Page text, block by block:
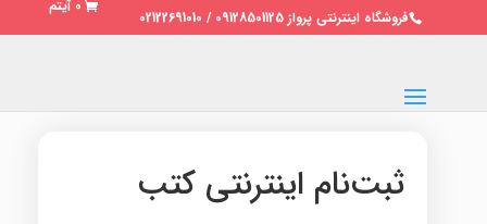
فروشگاه اینترنتی پرواز 09128501125 / 02122691010
0 آیتم
ثبت‌نام اینترنتی کتب